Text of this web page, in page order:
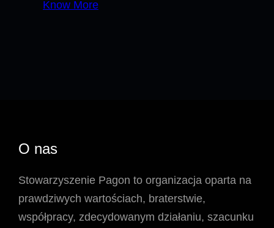
Know More
O nas
Stowarzyszenie Pagon to organizacja oparta na
prawdziwych wartościach, braterstwie,
współpracy, zdecydowanym działaniu, szacunku